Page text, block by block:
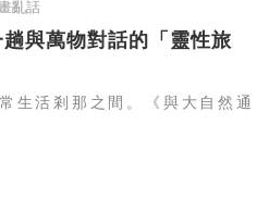
亂話
與萬物對話的「靈性旅
生活剎那之間。《與大自然通